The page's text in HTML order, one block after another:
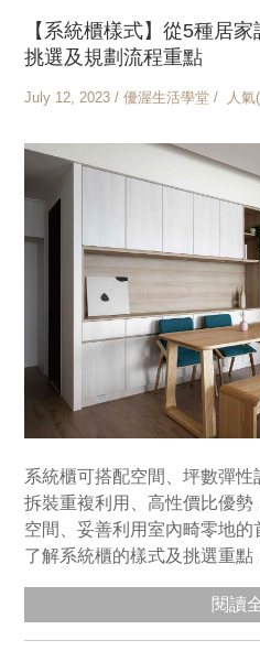
【系統櫃樣式】從5種居
挑選及規劃流程重點
July 12, 2023 / 優渥生活學堂 / 人氣
系統櫃可搭配空間、坪數彈
拆裝重複利用、高性價比優
空間、妥善利用室內畸零地
了解系統櫃的樣式及挑選重點
閱讀